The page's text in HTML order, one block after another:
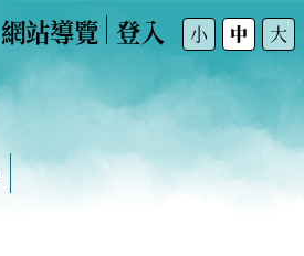
網站導覽 登入 小 中 大